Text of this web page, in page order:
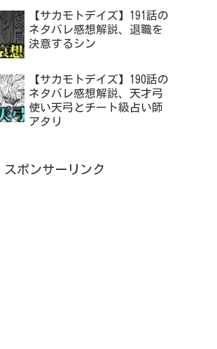
【サカモトデイズ】191話の
ネタバレ感想解説、退職を
決意するシン
【サカモトデイズ】190話の
ネタバレ感想解説、天才弓
使い天弓とチート級占い師
アタリ
スポンサーリンク